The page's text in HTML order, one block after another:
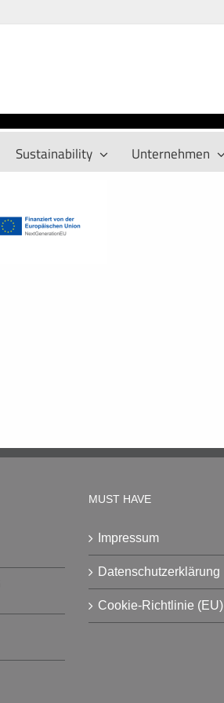
Sustainability Unternehmen
MUST HAVE
Impressum
Datenschutzerklärung
Cookie-Richtlinie (EU)